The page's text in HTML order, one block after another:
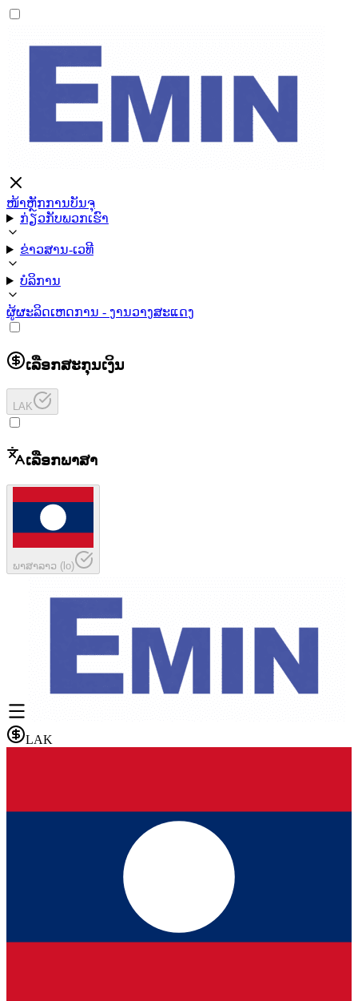
ໜ້າຫຼັກການບັນຈຸ
ກ່ຽວກັບພວກເຮົາ
ຂ່າວສານ-ເວທີ
ບໍລິການ
ຜູ້ຜະລິດເຫດການ - ງານວາງສະແດງ
ເລືອກສະກຸນເງິນ
LAK
ເລືອກພາສາ
ພາສາລາວ (lo)
LAK